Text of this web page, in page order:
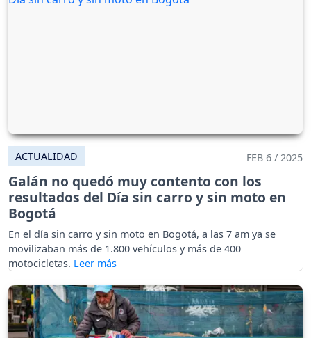
ACTUALIDAD FEB 6 / 2025
Galán no quedó muy contento con los
resultados del Día sin carro y sin moto en
Bogotá
En el día sin carro y sin moto en Bogotá, a las 7 am ya se
movilizaban más de 1.800 vehículos y más de 400
motocicletas.